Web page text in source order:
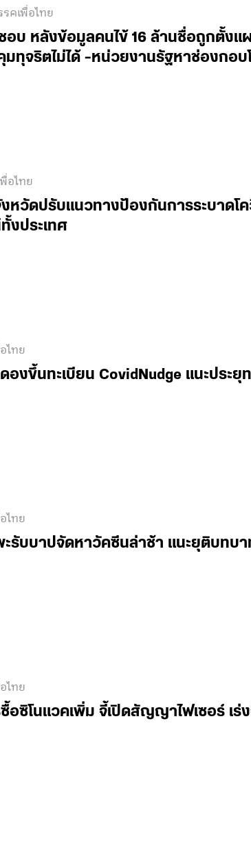
คเพื่อไทย
อบ หลังข้อมูลคนไข้ 16 ล้านชื่อถูกตั้งแ
ทุจริตไม่ได้ -หน่วยงานรัฐหาช่องกอบโ
อไทย
หวัดปรับแนวทางป้องกันการระบาดโ
งประเทศ
ไทย
งขึ้นทะเบียน CovidNudge แนะประยุ
ไทย
ะรับบาปจัดหาวัคซีนล่าช้า แนะยุติบทบ
ไทย
อซิโนแวคเพิ่ม จี้เปิดสัญญาไฟเซอร์ เร่